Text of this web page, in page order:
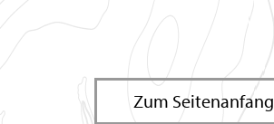
Zum Seitenanfang